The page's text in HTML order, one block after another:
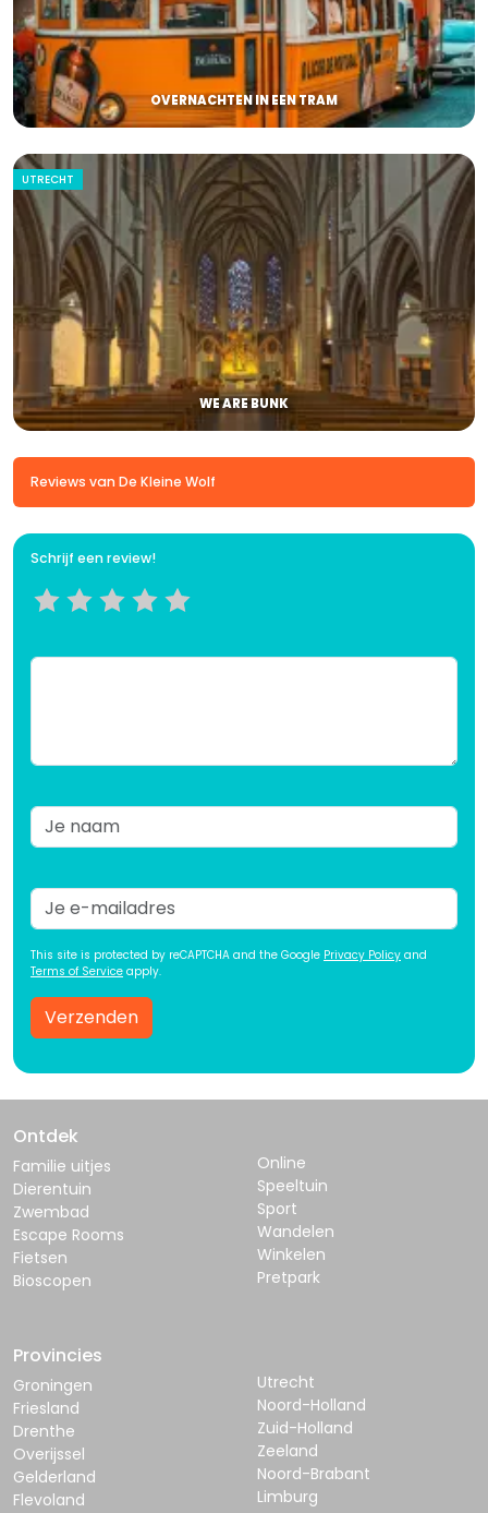
OVERNACHTEN IN EEN TRAM
UTRECHT
WE ARE BUNK
Reviews van De Kleine Wolf
Schrijf een review!
This site is protected by reCAPTCHA and the Google Privacy Policy and
Terms of Service apply.
Verzenden
Ontdek
Familie uitjes
Dierentuin
Zwembad
Escape Rooms
Fietsen
Bioscopen
Online
Speeltuin
Sport
Wandelen
Winkelen
Pretpark
Provincies
Groningen
Friesland
Drenthe
Overijssel
Gelderland
Flevoland
Utrecht
Noord-Holland
Zuid-Holland
Zeeland
Noord-Brabant
Limburg